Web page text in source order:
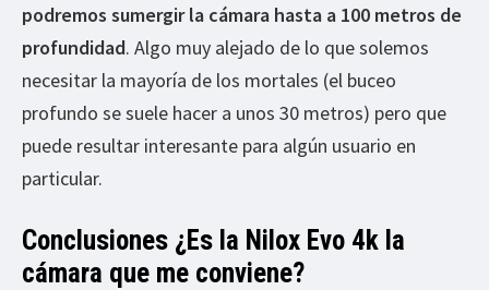
podremos sumergir la cámara hasta a 100 metros de
profundidad. Algo muy alejado de lo que solemos
necesitar la mayoría de los mortales (el buceo
profundo se suele hacer a unos 30 metros) pero que
puede resultar interesante para algún usuario en
particular.
Conclusiones ¿Es la Nilox Evo 4k la
cámara que me conviene?